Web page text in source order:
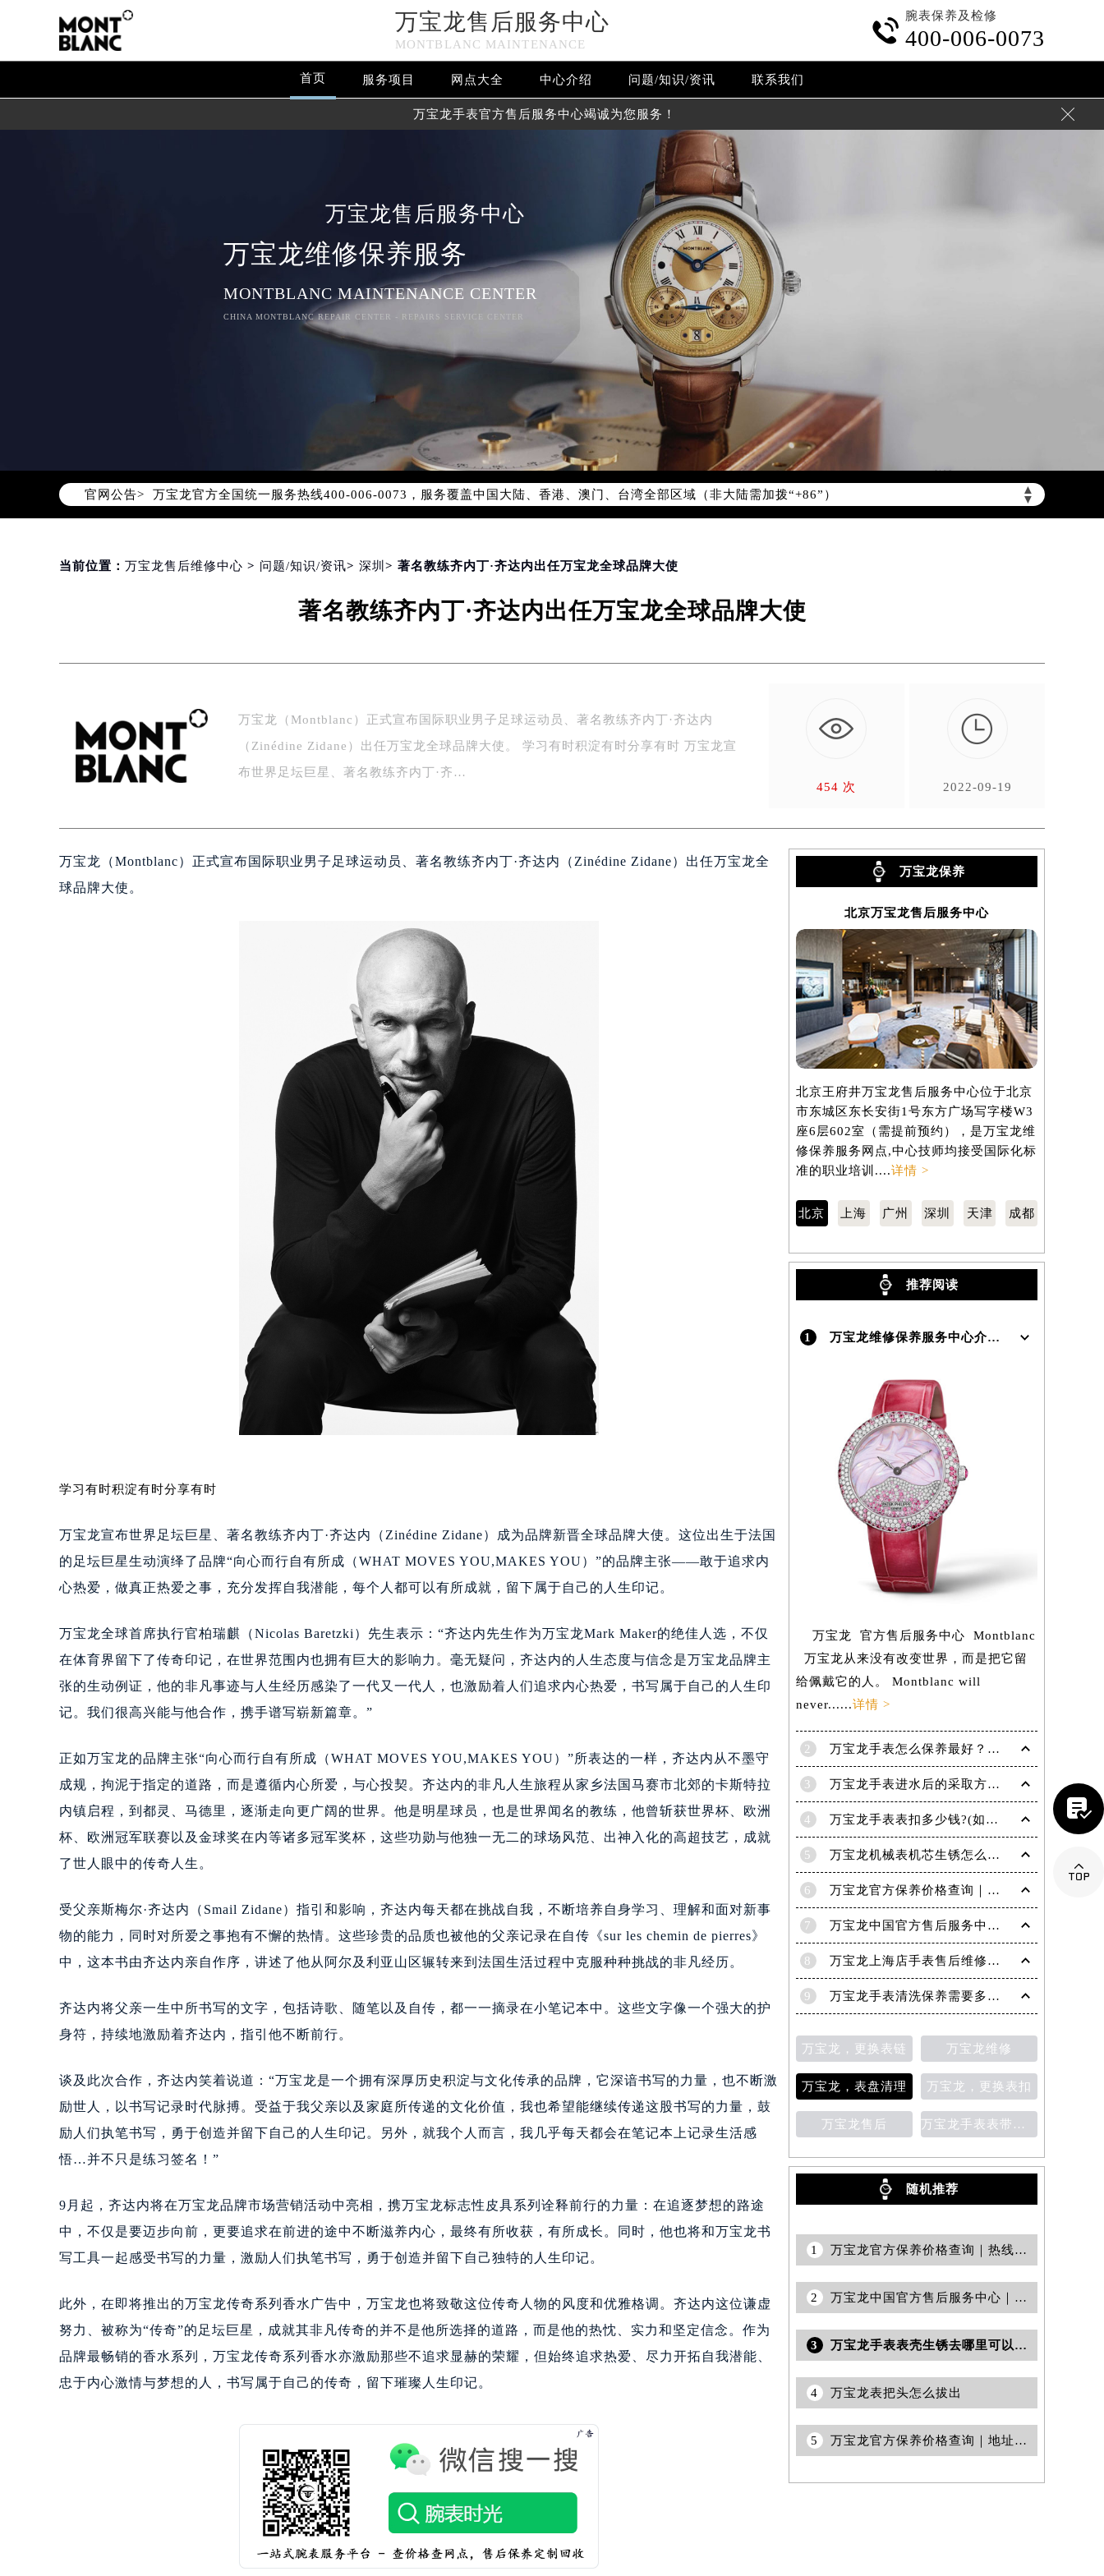
万宝龙售后服务中心
MONTBLANC MAINTENANCE

腕表保养及检修
400-006-0073
首页 服务项目 网点大全 中心介绍 问题/知识/资讯 联系我们
万宝龙手表官方售后服务中心竭诚为您服务！ 
万宝龙售后服务中心
万宝龙维修保养服务
MONTBLANC MAINTENANCE CENTER
CHINA MONTBLANC REPAIR CENTER - REPAIRS SERVICE CENTER
官网公告> ▲
▼
2026年8月万宝龙全国官方售后客户服务热线：400-006-0073
万宝龙官方全国统一服务热线400-006-0073，服务覆盖中国大陆、香港、澳门、台湾全部区域（非大陆需加拨“+86”）
2026年8月万宝龙售后服务中心最新网点地址：
北京市朝阳区建国门外大街甲6号华熙国际中心写字楼D座11层1102室（北京总部）（需提前预约）
天津市和平区赤峰道136号天津国际金融中心写字楼26层2603室（需提前预约）
上海市黄浦区南京东路299号宏伊国际广场写字楼8层806室（需提前预约）
盐城市盐都区世纪大道5号盐城金融城写字楼1号楼16层1604室（需提前预约）
泰州市海陵区永定东路399号置地商务中心东塔写字楼（华润万象城）17层1706室（需提前预约）
宁波市江北区大闸南路500号来福士广场办公楼20层2009室（需提前预约）
嘉兴市南湖区广益路705号嘉兴世界贸易中心写字楼A座13层1304室（需提前预约）
广州市天河区天河路230号万菱汇国际中心写字楼A塔7层704室（需提前预约）
广州市越秀区环市东路371-375号世界贸易中心大厦南塔写字楼15层07室（需提前预约）
深圳市罗湖区深南东路5001号华润大厦写字楼17层1701室（需提前预约）
惠州市惠城区江北文昌一路7号华贸大厦写字楼1座30层05室（需提前预约）
厦门市思明区湖滨东路95号华润大厦写字楼B座11层1104室（需提前预约）
福州市鼓楼区五四路128-1号恒力城写字楼15层03室（需提前预约）
成都市锦江区人民东路6号SAC东原中心写字楼24层2406B室（需提前预约）
重庆市江北区观音桥步行街2号融恒时代广场写字楼9层902室（需提前预约）
长沙市芙蓉区定王台街道建湘路393号世茂环球金融中心写字楼（芙蓉广场）10层13室（需提前预约）
郑州市二七区铭功路10号华润大厦写字楼29层2905室（需提前预约）
太原市迎泽区解放路15号亨得利名表服务中心（品牌授权店）3层整层（需提前预约）
沈阳市沈河区中街路137号亨得利名表服务中心（品牌授权店）1层整层（需提前预约）
沈阳市沈河区中街路83号亨得利名表服务中心（品牌授权店）1层整层（需提前预约）
乌鲁木齐市天山区红山路26号时代广场（CCMALL）C座17层17-B（需提前预约）
温州市鹿城区锦绣路1067号置信广场10层1015室（需提前预约）
哈尔滨市道里区友谊西路600号富力中心T2座写字楼29层03室（需提前预约）
大连市中山区人民路15号国际金融大厦7层G室（需提前预约）
佛山市禅城区季华五路57号万科金融中心C座12层1205室（需提前预约）
东莞市东城街道鸿福东路1号民盈国贸中心T1写字楼9层907室（需提前预约）
无锡市梁溪区人民中路139号恒隆广场写字楼1座11层1104室（需提前预约）
南通市崇川区工农路57号圆融广场写字楼16层1603室（需提前预约）
苏州市苏州工业园区星港街199号苏州中心办公楼C座22层08室（需提前预约）
武汉市江汉区解放大道686号世界贸易大厦38层09室（需提前预约）
合肥市蜀山区潜山路111号万象城华润大厦B座12楼03室（需提前预约）
青岛市南区山东路6号华润大厦B座22层04室（需提前预约）
烟台市芝罘区胜利路139号万达金融中心A座907室（需提前预约）
贵阳市南明区都司高架桥路33号亨特国际金融中心14楼14D（需提前预约）
石家庄市长安区中山东路39号勒泰中心写字楼B座13层07室（需提前预约）
西安市碑林区南关正街88号华侨城长安国际中心E座6楼10室（需提前预约）
海口市龙华区金贸东路5号海口华润大厦B座17层1707室（需提前预约）
唐山市路南区新华东道100号万达广场写字楼A座10层1002室（需提前预约）
内蒙古自治区呼和浩特市玉泉区大学西街70号华润万象城写字楼（鄂尔多斯大厦）23层2326室（需提前预约）
甘肃省兰州市七里河区西津西路16号兰州中心写字楼21层2102室（需提前预约）
重庆市解放碑渝中区民权路28号英利国际金融中心写字楼20层01室（需提前预约）
黑龙江省大庆市萨尔图区会战大街万宝龙售后服务中心（需提前预约）
黑龙江省黑河市爱辉区中央街万宝龙售后服务中心（需提前预约）
黑龙江省佳木斯市向阳区长安路万宝龙售后服务中心（需提前预约）
黑龙江省牡丹江市东安区太平路万宝龙售后服务中心（需提前预约）
黑龙江省七台河市桃山区大同街万宝龙售后服务中心（需提前预约）
黑龙江省双鸭山市尖山区新兴大街万宝龙售后服务中心（需提前预约）
黑龙江省绥化市北林区新华街与康庄路交叉口万宝龙售后服务中心（需提前预约）
吉林省白城市洮北区明仁南街万宝龙售后服务中心（需提前预约）
吉林省白山市浑江区浑江大街万宝龙售后服务中心（需提前预约）
吉林省吉林市船营区河南街万宝龙售后服务中心（需提前预约）
吉林省辽源市龙山区人民大街万宝龙售后服务中心（需提前预约）
吉林省四平市铁东区紫气大路与南九经街交汇处万宝龙售后服务中心（需提前预约）
吉林省通化市东昌区环通乡江南大街万宝龙售后服务中心（需提前预约）
吉林省延边市延吉市解放路万宝龙售后服务中心（需提前预约）
辽宁省本溪市平山区胜利路万宝龙售后服务中心（需提前预约）
辽宁省朝阳市双塔区新华路万宝龙售后服务中心（需提前预约）
辽宁省丹东市振兴区七经街万宝龙售后服务中心（需提前预约）
辽宁省抚顺市新抚区东一路万宝龙售后服务中心（需提前预约）
辽宁省葫芦岛市连山区中央路万宝龙售后服务中心（需提前预约）
辽宁省锦州市古塔区中央大街万宝龙售后服务中心（需提前预约）
辽宁省辽阳市白塔区新运大街万宝龙售后服务中心（需提前预约）
辽宁省盘锦市兴隆台区石油大街万宝龙售后服务中心（需提前预约）
辽宁省铁岭市银州区南马路万宝龙售后服务中心（需提前预约）
辽宁省沈阳市沈河区中街路137号亨得利名表维修授权店1楼万宝龙售后服务中心（需提前预约）
当前位置： 万宝龙售后维修中心 > 问题/知识/资讯> 深圳 > 著名教练齐内丁·齐达内出任万宝龙全球品牌大使
著名教练齐内丁·齐达内出任万宝龙全球品牌大使
万宝龙（Montblanc）正式宣布国际职业男子足球运动员、著名教练齐内丁·齐达内
（Zinédine Zidane）出任万宝龙全球品牌大使。 学习有时积淀有时分享有时 万宝龙宣
布世界足坛巨星、著名教练齐内丁·齐…
454 次

2022-09-19
万宝龙（Montblanc）正式宣布国际职业男子足球运动员、著名教练齐内丁·齐达内（Zinédine Zidane）出任万宝龙全
球品牌大使。
学习有时积淀有时分享有时
万宝龙宣布世界足坛巨星、著名教练齐内丁·齐达内（Zinédine Zidane）成为品牌新晋全球品牌大使。这位出生于法国
的足坛巨星生动演绎了品牌“向心而行自有所成（WHAT MOVES YOU,MAKES YOU）”的品牌主张——敢于追求内
心热爱，做真正热爱之事，充分发挥自我潜能，每个人都可以有所成就，留下属于自己的人生印记。
万宝龙全球首席执行官柏瑞麒（Nicolas Baretzki）先生表示：“齐达内先生作为万宝龙Mark Maker的绝佳人选，不仅
在体育界留下了传奇印记，在世界范围内也拥有巨大的影响力。毫无疑问，齐达内的人生态度与信念是万宝龙品牌主
张的生动例证，他的非凡事迹与人生经历感染了一代又一代人，也激励着人们追求内心热爱，书写属于自己的人生印
记。我们很高兴能与他合作，携手谱写崭新篇章。”
正如万宝龙的品牌主张“向心而行自有所成（WHAT MOVES YOU,MAKES YOU）”所表达的一样，齐达内从不墨守
成规，拘泥于指定的道路，而是遵循内心所爱，与心投契。齐达内的非凡人生旅程从家乡法国马赛市北郊的卡斯特拉
内镇启程，到都灵、马德里，逐渐走向更广阔的世界。他是明星球员，也是世界闻名的教练，他曾斩获世界杯、欧洲
杯、欧洲冠军联赛以及金球奖在内等诸多冠军奖杯，这些功勋与他独一无二的球场风范、出神入化的高超技艺，成就
了世人眼中的传奇人生。
受父亲斯梅尔·齐达内（Smail Zidane）指引和影响，齐达内每天都在挑战自我，不断培养自身学习、理解和面对新事
物的能力，同时对所爱之事抱有不懈的热情。这些珍贵的品质也被他的父亲记录在自传《sur les chemin de pierres》
中，这本书由齐达内亲自作序，讲述了他从阿尔及利亚山区辗转来到法国生活过程中克服种种挑战的非凡经历。
齐达内将父亲一生中所书写的文字，包括诗歌、随笔以及自传，都一一摘录在小笔记本中。这些文字像一个强大的护
身符，持续地激励着齐达内，指引他不断前行。
谈及此次合作，齐达内笑着说道：“万宝龙是一个拥有深厚历史积淀与文化传承的品牌，它深谙书写的力量，也不断激
励世人，以书写记录时代脉搏。受益于我父亲以及家庭所传递的文化价值，我也希望能继续传递这股书写的力量，鼓
励人们执笔书写，勇于创造并留下自己的人生印记。另外，就我个人而言，我几乎每天都会在笔记本上记录生活感
悟…并不只是练习签名！”
9月起，齐达内将在万宝龙品牌市场营销活动中亮相，携万宝龙标志性皮具系列诠释前行的力量：在追逐梦想的路途
中，不仅是要迈步向前，更要追求在前进的途中不断滋养内心，最终有所收获，有所成长。同时，他也将和万宝龙书
写工具一起感受书写的力量，激励人们执笔书写，勇于创造并留下自己独特的人生印记。
此外，在即将推出的万宝龙传奇系列香水广告中，万宝龙也将致敬这位传奇人物的风度和优雅格调。齐达内这位谦虚
努力、被称为“传奇”的足坛巨星，成就其非凡传奇的并不是他所选择的道路，而是他的热忱、实力和坚定信念。作为
品牌最畅销的香水系列，万宝龙传奇系列香水亦激励那些不追求显赫的荣耀，但始终追求热爱、尽力开拓自我潜能、
忠于内心激情与梦想的人，书写属于自己的传奇，留下璀璨人生印记。
万宝龙保养
北京万宝龙售后服务中心
北京王府井万宝龙售后服务中心位于北京
市东城区东长安街1号东方广场写字楼W3
座6层602室（需提前预约），是万宝龙维
修保养服务网点,中心技师均接受国际化标
准的职业培训....详情 >
北京 上海 广州 深圳 天津 成都
推荐阅读
1 万宝龙维修保养服务中心介绍 | Montblanc
万宝龙 官方售后服务中心 Montblanc
万宝龙从来没有改变世界，而是把它留
给佩戴它的人。 Montblanc will
never......详情 >
2 万宝龙手表怎么保养最好？（保养方法）
3 万宝龙手表进水后的采取方法！
4 万宝龙手表表扣多少钱?(如何选择适合自己的表扣呢?)
5 万宝龙机械表机芯生锈怎么修复
6 万宝龙官方保养价格查询｜权威信息公示（2026年6月最新）
7 万宝龙中国官方售后服务中心｜服务电话及24小时详细地址权威信息通知（2026年7月最新）
8 万宝龙上海店手表售后维修保养服务权威公示（2026年7月最新）
9 万宝龙手表清洗保养需要多久？
万宝龙，更换表链 万宝龙维修
万宝龙，表盘清理 万宝龙，更换表扣
万宝龙售后 万宝龙手表表带变色
随机推荐
1 万宝龙官方保养价格查询｜热线与地址权威信息公告（2026年6月最新）
2 万宝龙中国官方售后服务中心｜最新电话及地址权威信息通知（2026年7月最新）
3 万宝龙手表表壳生锈去哪里可以维修？
4 万宝龙表把头怎么拔出
5 万宝龙官方保养价格查询｜地址与联系电话权威信息公告（2026年7月最新）

